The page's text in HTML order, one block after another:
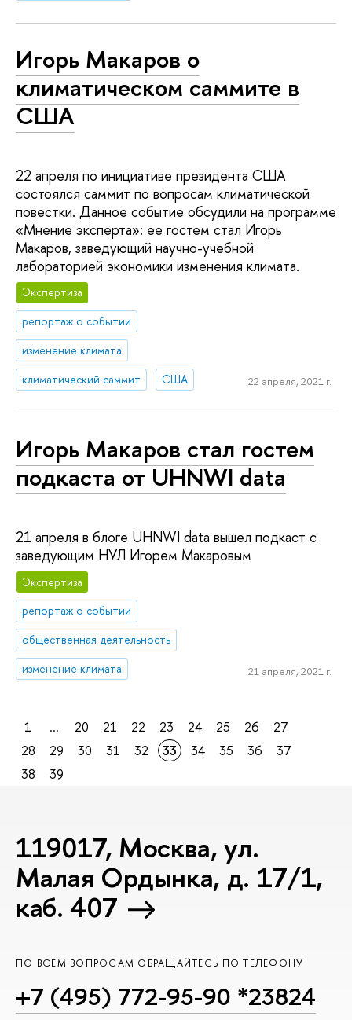
Игорь Макаров о
климатическом саммите в
США
22 апреля по инициативе президента США
состоялся саммит по вопросам климатической
повестки. Данное событие обсудили на программе
«Мнение эксперта»: ее гостем стал Игорь
Макаров, заведующий научно-учебной
лабораторией экономики изменения климата.
Экспертиза
репортаж о событии
изменение климата
климатический саммит
США 22 апреля, 2021 г.
Игорь Макаров стал гостем
подкаста от UHNWI data
21 апреля в блоге UHNWI data вышел подкаст с
заведующим НУЛ Игорем Макаровым
Экспертиза
репортаж о событии
общественная деятельность
изменение климата
21 апреля, 2021 г.
1 ... 20 21 22 23 24 25 26
27
28
29 30 31 32 33 34 35 36
37
38
39
119017, Москва, ул.
Малая Ордынка, д. 17/1,
каб. 407
ПО ВСЕМ ВОПРОСАМ ОБРАЩАЙТЕСЬ ПО ТЕЛЕФОНУ
+7 (495) 772-95-90 *23824